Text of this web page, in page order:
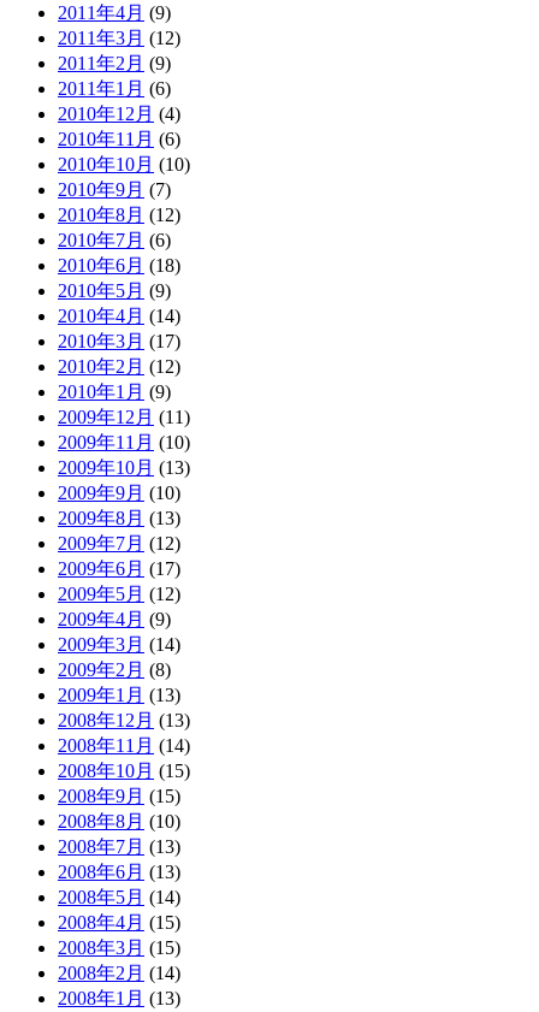
2011年4月 (9)
2011年3月 (12)
2011年2月 (9)
2011年1月 (6)
2010年12月 (4)
2010年11月 (6)
2010年10月 (10)
2010年9月 (7)
2010年8月 (12)
2010年7月 (6)
2010年6月 (18)
2010年5月 (9)
2010年4月 (14)
2010年3月 (17)
2010年2月 (12)
2010年1月 (9)
2009年12月 (11)
2009年11月 (10)
2009年10月 (13)
2009年9月 (10)
2009年8月 (13)
2009年7月 (12)
2009年6月 (17)
2009年5月 (12)
2009年4月 (9)
2009年3月 (14)
2009年2月 (8)
2009年1月 (13)
2008年12月 (13)
2008年11月 (14)
2008年10月 (15)
2008年9月 (15)
2008年8月 (10)
2008年7月 (13)
2008年6月 (13)
2008年5月 (14)
2008年4月 (15)
2008年3月 (15)
2008年2月 (14)
2008年1月 (13)